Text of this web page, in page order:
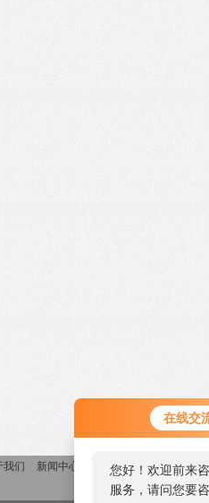
在线交
您好！欢迎前来
服务，请问您要
我们 新闻中心 产品中心
联系我们